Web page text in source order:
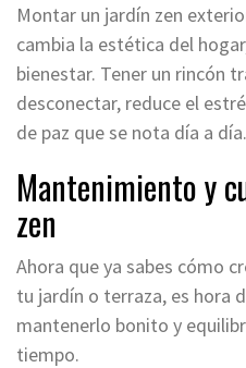
Montar un jardín zen
cambia la estética del
bienestar. Tener un rincón
desconectar, reduce el
de paz que se nota día a día.
Mantenimiento y
zen
Ahora que ya sabes cómo
tu jardín o terraza, es hora
mantenerlo bonito y
tiempo.